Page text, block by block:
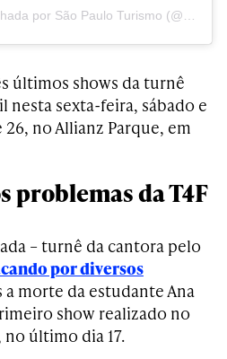
Uma publicação compartilhada por São Paulo Turismo (@spturisoficial)
últimos shows da turnê
nesta sexta-feira, sábado e
no Allianz Parque, em
problemas da T4F
– turnê da cantora pelo
por diversos
a morte da estudante Ana
show realizado no
último dia 17.